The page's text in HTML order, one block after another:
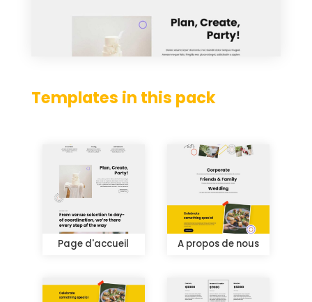
Templates in this pack
Page d'accueil A propos de nous